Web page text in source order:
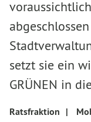
setzt sie ein
GRÜNEN in
Ratsfraktion |